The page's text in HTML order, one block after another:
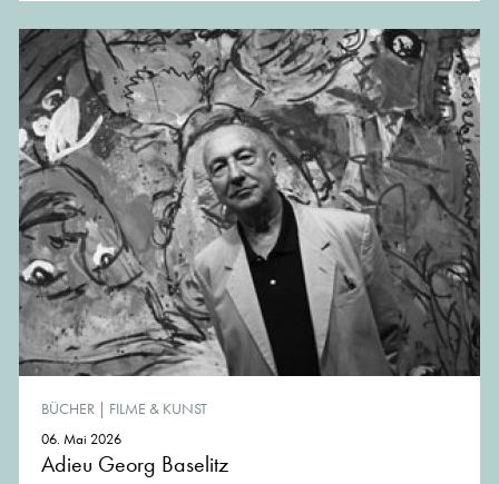
BÜCHER | FILME & KUNST
06. Mai 2026
Adieu Georg Baselitz